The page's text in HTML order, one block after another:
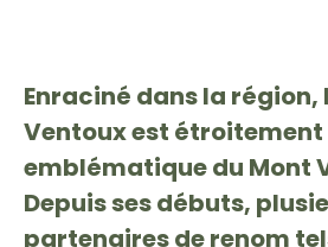
Enraciné dans la région,
Ventoux est étroitement
emblématique du Mont
Depuis ses débuts,
partenaires de renom